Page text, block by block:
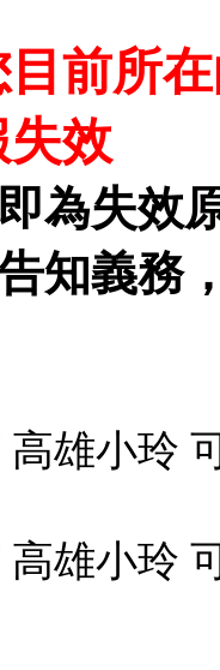
前所
效
為失效
知義務